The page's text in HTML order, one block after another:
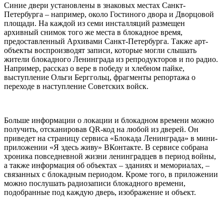
Синие двери установлены в знаковых местах Санкт-
Петербурга – например, около Гостиного двора и Дворцовой
площади. На каждой из семи инсталляций размещен
архивный снимок того же места в блокадное время,
предоставленный Архивами Санкт-Петербурга. Также арт-
объекты воспроизводят записи, которые могли слышать
жители блокадного Ленинграда из репродукторов и по радио.
Например, рассказ о вере в победу и хлебном пайке,
выступление Ольги Берггольц, фрагменты репортажа о
переходе в наступление Советских войск.
Больше информации о локации и блокадном времени можно
получить, отсканировав QR-код на любой из дверей. Он
приведет на страницу сервиса «Блокада Ленинграда» в мини-
приложении «Я здесь живу» ВКонтакте. В сервисе собрана
хроника повседневной жизни ленинградцев в период войны,
а также информация об объектах – зданиях и мемориалах, –
связанных с блокадным периодом. Кроме того, в приложении
можно послушать радиозаписи блокадного времени,
подобранные под каждую дверь, изображение и объект.